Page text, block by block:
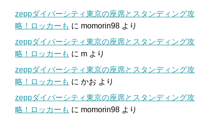
zeppダイバーシティ東京の座席とスタンディング攻
略！ロッカーも に momorin98 より
zeppダイバーシティ東京の座席とスタンディング攻
略！ロッカーも に m より
zeppダイバーシティ東京の座席とスタンディング攻
略！ロッカーも に かお より
zeppダイバーシティ東京の座席とスタンディング攻
略！ロッカーも に momorin98 より